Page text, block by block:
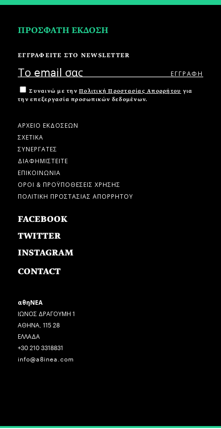
ΠΡΟΣΦΑΤΗ ΕΚΔΟΣΗ
ΕΓΓΡΑΦΕΙΤΕ ΣΤΟ NEWSLETTER
Συναινώ με την Πολιτική Προστασίας Απορρήτου για
την επεξεργασία προσωπικών δεδομένων.
ΑΡΧΕΙΟ ΕΚΔΟΣΕΩΝ
ΣΧΕΤΙΚΑ
ΣΥΝΕΡΓΑΤΕΣ
ΔΙΑΦΗΜΙΣΤΕΙΤΕ
ΕΠΙΚΟΙΝΩΝΙΑ
ΟΡΟΙ & ΠΡΟΫΠΟΘΕΣΕΙΣ ΧΡΗΣΗΣ
ΠΟΛΙΤΙΚΗ ΠΡΟΣΤΑΣΙΑΣ ΑΠΟΡΡΗΤΟΥ
FACEBOOK
TWITTER
INSTAGRAM
CONTACT
αθηΝΕΑ
ΙΩΝΟΣ ΔΡΑΓΟΥΜΗ 1
ΑΘΗΝΑ, 115 28
ΕΛΛΑΔΑ
+30 210 3318831
info@a8inea.com